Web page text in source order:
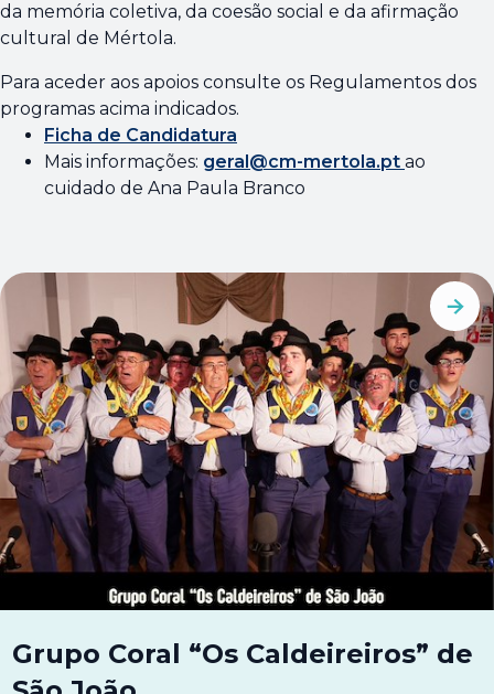
da memória coletiva, da coesão social e da afirmação
cultural de Mértola.
Para aceder aos apoios consulte os Regulamentos dos
programas acima indicados.
Ficha de Candidatura
Mais informações: geral@cm-mertola.pt ao
cuidado de Ana Paula Branco
Grupo Coral “Os Caldeireiros” de